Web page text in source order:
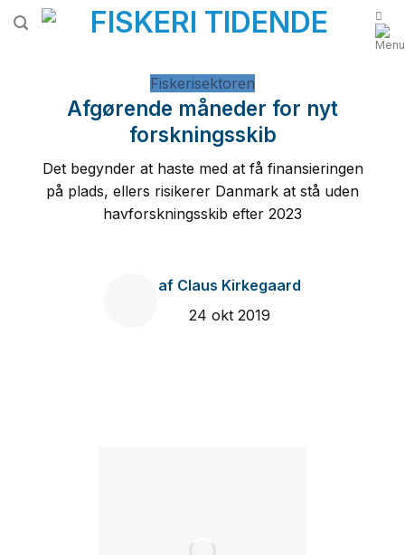
Fortsæt
Fiskerisektoren
Afgørende måneder for nyt
forskningsskib
Det begynder at haste med at få finansieringen
på plads, ellers risikerer Danmark at stå uden
havforskningsskib efter 2023
af Claus Kirkegaard
24 okt 2019